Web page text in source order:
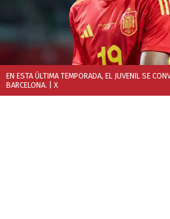
EN ESTA ÚLTIMA TEMPORADA, EL JUVENIL SE
BARCELONA. | X